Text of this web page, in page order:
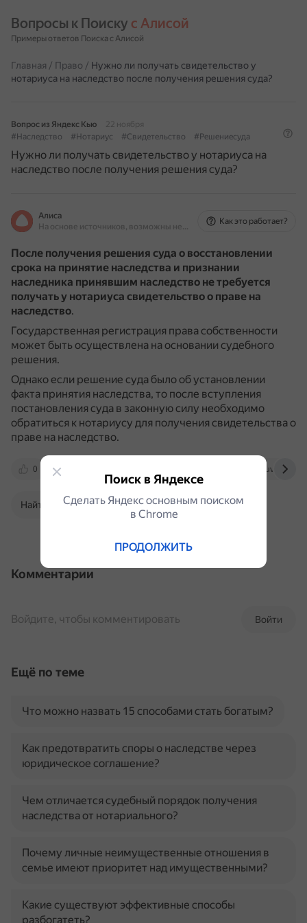
Вопросы к Поиску с Алисой
Примеры ответов Поиска с Алисой
Главная / Право / Нужно ли получать свидетельство у
нотариуса на наследство после получения решения суда?
Вопрос из Яндекс Кью
22 ноября
#Наследство
#Нотариус #Свидетельство #Решениесуда
Нужно ли получать свидетельство у нотариуса на
наследство после получения решения суда?
Алиса
На основе источников, возможны неточности
Как это работает?
После получения решения суда о восстановлении
срока на принятие наследства и признании
наследника принявшим наследство не требуется
получать у нотариуса свидетельство о праве на
наследство.
Государственная регистрация права собственности
может быть осуществлена на основании судебного
решения.
Однако если решение суда было об установлении
факта принятия наследства, то после вступления
постановления суда в законную силу необходимо
обратиться к нотариусу для получения свидетельства о
праве на наследство.
0
Найти в Поиске
Комментарии
Войти
Войдите, чтобы комментировать
Ещё по теме
Что можно назвать 15 способами стать богатым?
Как предотвратить споры о наследстве через
юридическое соглашение?
Чем отличается судебный порядок получения
наследства от нотариального?
Почему личные неимущественные отношения в
семье имеют приоритет над имущественными?
Какие существуют эффективные способы
разбогатеть?
Поиск в Яндексе
Сделать Яндекс основным поиском
в Сhrome
ПРОДОЛЖИТЬ